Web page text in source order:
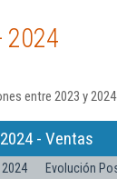
2024
entre 2023 y
- Ventas
Evolución